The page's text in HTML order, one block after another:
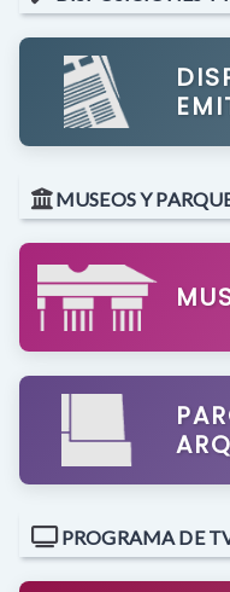
MUSEOS Y
PROGRAMA DE